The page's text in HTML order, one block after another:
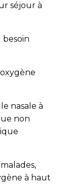
séjour à
besoin
nasale à
non
à haut